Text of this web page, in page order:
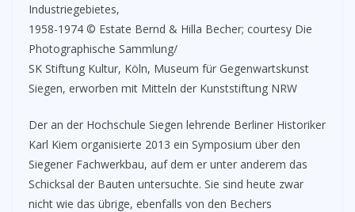
Industriegebietes,
1958-1974 © Estate Bernd & Hilla Becher; courtesy Die
Photographische Sammlung/
SK Stiftung Kultur, Köln, Museum für Gegenwartskunst
Siegen, erworben mit Mitteln der Kunststiftung NRW
Der an der Hochschule Siegen lehrende Berliner Historiker
Karl Kiem organisierte 2013 ein Symposium über den
Siegener Fachwerkbau, auf dem er unter anderem das
Schicksal der Bauten untersuchte. Sie sind heute zwar
nicht wie das übrige, ebenfalls von den Bechers